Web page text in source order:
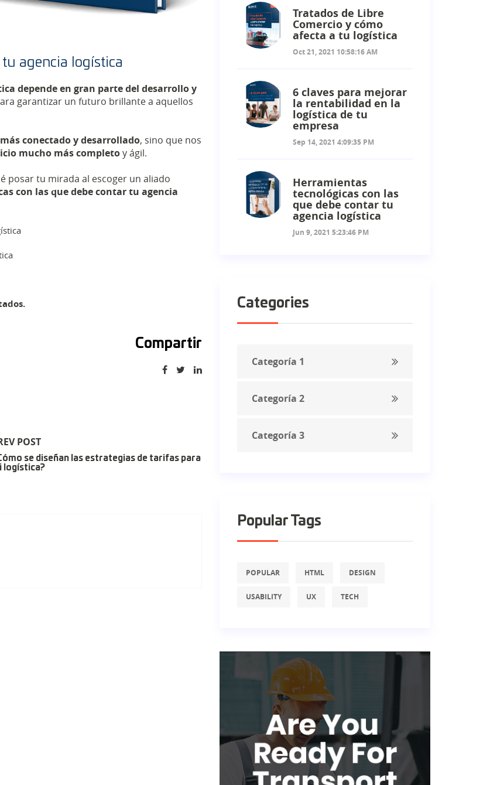
agencia logística
depende en gran parte del desarrollo y
garantizar un futuro brillante a aquellos
conectado y desarrollado, sino que nos
mucho más completoy ágil.
posar tu mirada al escoger un aliado
con las que debe contar tu agencia
Compartir
POST
se diseñan las estrategias de tarifas para
logística?
Tratados de Libre
Comercio y cómo
afecta a tu logística
Oct 21, 2021 10:58:16 AM
6 claves para mejorar
la rentabilidad en la
logística de tu
empresa
Sep 14, 2021 4:09:35 PM
Herramientas
tecnológicas con las
que debe contar tu
agencia logística
Jun 9, 2021 5:23:46 PM
Categories
Categoría 1
Categoría 2
Categoría 3
Popular Tags
POPULAR HTML DESIGN
USABILITY UX TECH